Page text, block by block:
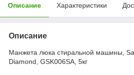
Описание Характеристики
Описание
Манжета люка стиральной машины,
Diamond, GSK006SA, 5кг